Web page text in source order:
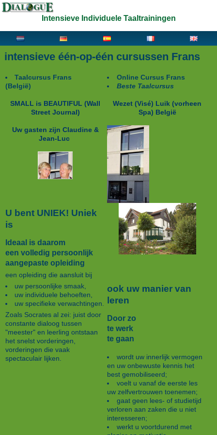
Intensieve Individuele Taaltrainingen
intensieve één-op-één cursussen Frans
Taalcursus Frans
(België)
SMALL is BEAUTIFUL(Wall
Street Journal)
Uw gasten zijn Claudine &
Jean-Luc
U bent UNIEK! Uniek
is
Ideaal is daarom
een volledig persoonlijk
aangepaste opleiding
een opleiding die aansluit bij
uw persoonlijke smaak,
uw individuele behoeften,
uw specifieke verwachtingen.
Zoals Socrates al zei: juist door
constante dialoog tussen
"meester" en leerling ontstaan
het snelst vorderingen,
vorderingen die vaak
spectaculair lijken.
Online Cursus Frans
Beste Taalcursus
Wezet (Visé) Luik (vorheen
Spa) België
ook uw manier van
leren
Door zo
te werk
te gaan
wordt uw innerlijk vermogen
en uw onbewuste kennis het
best gemobiliseerd;
voelt u vanaf de eerste les
uw zelfvertrouwen toenemen;
gaat geen lees- of studietijd
verloren aan zaken die u niet
interesseren;
werkt u voortdurend met